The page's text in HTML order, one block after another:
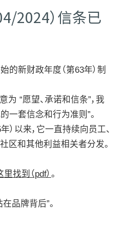
2024）信条已
的新财政年度（第63年）制
为 “愿望、承诺和信条”，我
一套信念和行为准则”。
）以来，它一直持续向员工、
社区和其他利益相关者分发。
找到（pdf） 。
在品牌背后”。